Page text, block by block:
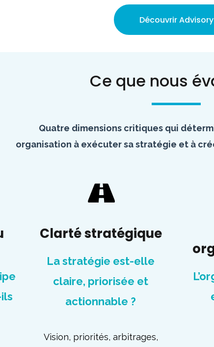
Découvrir Advisory
Ce que nous
Quatre dimensions critiques qui
organisation à exécuter sa stratégie et à
Clarté stratégique
La stratégie est-elle
claire, priorisée et
actionnable ?
Vision, priorités, arbitrages,